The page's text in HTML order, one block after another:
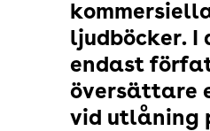
ljudböcker. I
endast
översättare
vid utlåning